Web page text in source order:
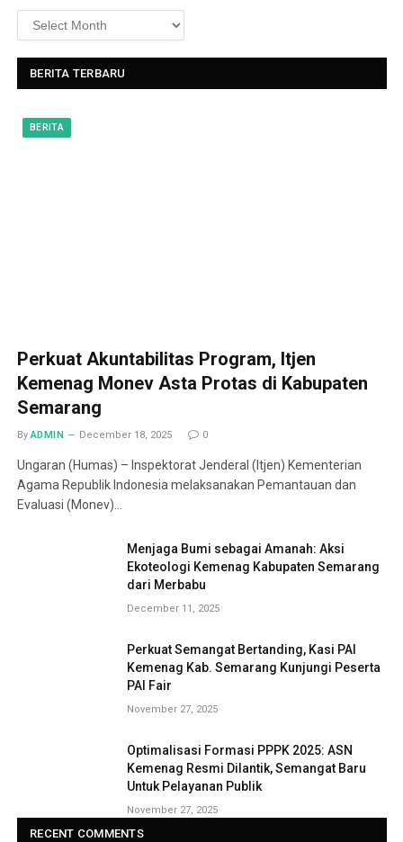
BERITA TERBARU
BERITA
Perkuat Akuntabilitas Program, Itjen
Kemenag Monev Asta Protas di Kabupaten
Semarang
By ADMIN December 18, 2025 0
Ungaran (Humas) – Inspektorat Jenderal (Itjen) Kementerian
Agama Republik Indonesia melaksanakan Pemantauan dan
Evaluasi (Monev)…
Menjaga Bumi sebagai Amanah: Aksi
Ekoteologi Kemenag Kabupaten Semarang
dari Merbabu
December 11, 2025
Perkuat Semangat Bertanding, Kasi PAI
Kemenag Kab. Semarang Kunjungi Peserta
PAI Fair
November 27, 2025
Optimalisasi Formasi PPPK 2025: ASN
Kemenag Resmi Dilantik, Semangat Baru
Untuk Pelayanan Publik
November 27, 2025
RECENT COMMENTS